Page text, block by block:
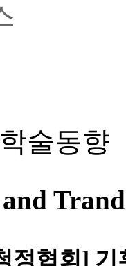
학술동향
정협회]